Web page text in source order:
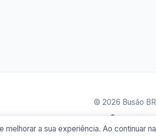
© 2026 Busão BR
Sobre Contato Política
melhorar a sua experiência. Ao continuar